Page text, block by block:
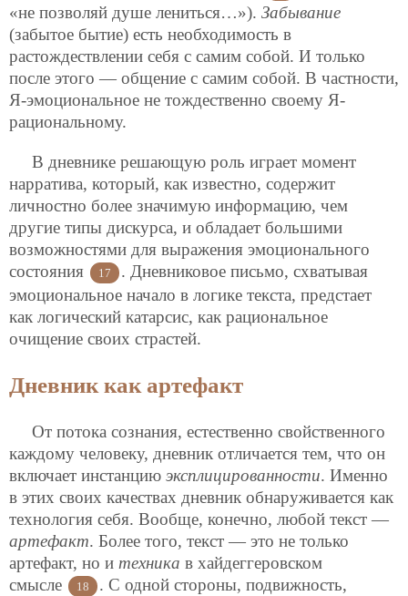
«не позволяй душе лениться…»). Забывание
(забытое бытие) есть необходимость в
растождествлении себя с самим собой. И только
после этого — общение с самим собой. В частности,
Я-эмоциональное не тождественно своему Я-
рациональному.
В дневнике решающую роль играет момент
нарратива, который, как известно, содержит
личностно более значимую информацию, чем
другие типы дискурса, и обладает большими
возможностями для выражения эмоционального
состояния
17
. Дневниковое письмо, схватывая
эмоциональное начало в логике текста, предстает
как логический катарсис, как рациональное
очищение своих страстей.
Дневник как артефакт
От потока сознания, естественно свойственного
каждому человеку, дневник отличается тем, что он
включает инстанцию эксплицированности. Именно
в этих своих качествах дневник обнаруживается как
технология себя. Вообще, конечно, любой текст —
артефакт. Более того, текст — это не только
артефакт, но и техника в хайдеггеровском
смысле
18
. С одной стороны, подвижность,